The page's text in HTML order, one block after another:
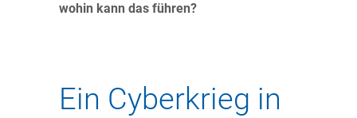
wohin kann das führen?
Ein Cyberkrieg in